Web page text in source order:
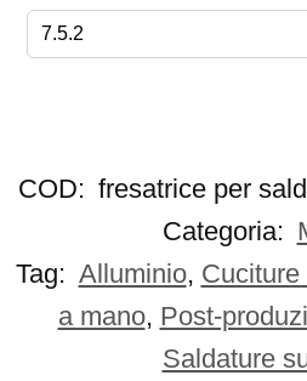
COD: fresatrice per
Categoria:
Tag: Alluminio,
a mano, Post-
Saldature